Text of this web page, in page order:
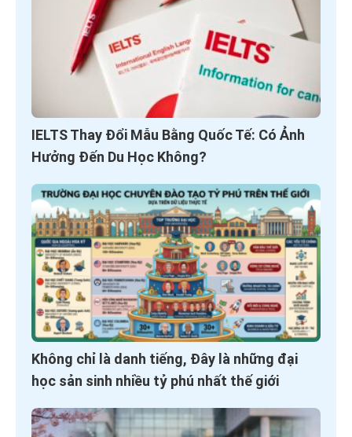
IELTS Thay Đổi Mẫu Bằng Quốc Tế: Có Ảnh
Hưởng Đến Du Học Không?
Không chỉ là danh tiếng, Đây là những đại
học sản sinh nhiều tỷ phú nhất thế giới